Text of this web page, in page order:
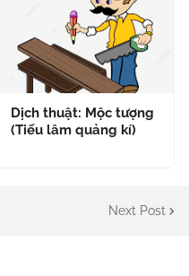
Dịch thuật: Mộc tượng
(Tiếu lâm quảng kí)
Next Post